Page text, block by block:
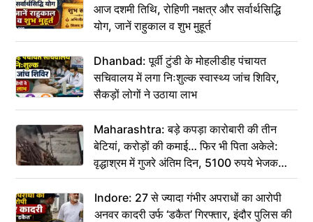
आज दशमी तिथि, रोहिणी नक्षत्र और सर्वार्थसिद्धि
योग, जानें राहुकाल व शुभ मुहूर्त
Dhanbad: पूर्वी टुंडी के मोहलीडीह पंचायत
सचिवालय में लगा निःशुल्क स्वास्थ्य जांच शिविर,
सैकड़ों लोगों ने उठाया लाभ
Maharashtra: बड़े कपड़ा कारोबारी की तीन
बेटियां, करोड़ों की कमाई… फिर भी पिता अकेले:
वृद्धाश्रम में गुजरे अंतिम दिन, 5100 रुपये भेजकर
कहा– अंतिम संस्कार कर दीजिए हम नहीं आ पाएंगे
Indore: 27 से ज्यादा गंभीर अपराधों का आरोपी
अनवर कादरी उर्फ ‘डकैत’ गिरफ्तार, इंदौर पुलिस की